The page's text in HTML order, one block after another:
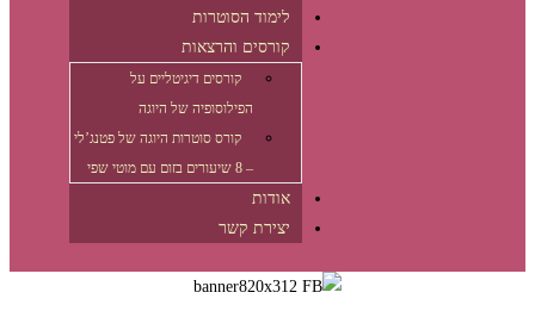
לימוד הסוטרות
קורסים והרצאות
קורסים דיגיטליים על
הפילוסופיה של היוגה
קורס סוטרות היוגה של פטנג’לי
– 8 שיעורים בזום עם מוטי שפי
אודות
יצירת קשר